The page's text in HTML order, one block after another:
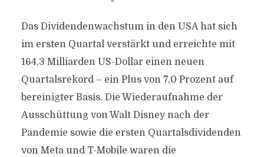
Das Dividendenwachstum in den USA hat sich
im ersten Quartal verstärkt und erreichte mit
164,3 Milliarden US-Dollar einen neuen
Quartalsrekord – ein Plus von 7,0 Prozent auf
bereinigter Basis. Die Wiederaufnahme der
Ausschüttung von Walt Disney nach der
Pandemie sowie die ersten Quartalsdividenden
von Meta und T-Mobile waren die